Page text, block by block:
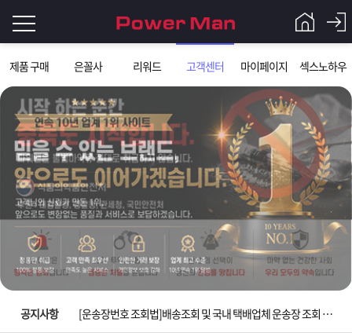
제품 구매 은꼴사 리워드 고객센터 마이페이지 섹스노하우
그
인
이
필
요
니
로
Q&A
파
워
맨
제
품
은
공지사항
입금확인이 안되는 상황을 대비해 꼭 입금후 고객센터 연락바랍니다.
[2026구정 연휴]설 연휴 배송 및 휴무 안내
[운송장번호 조회법]배송조회 및 국내 택배업체 운송장 조회 하는법